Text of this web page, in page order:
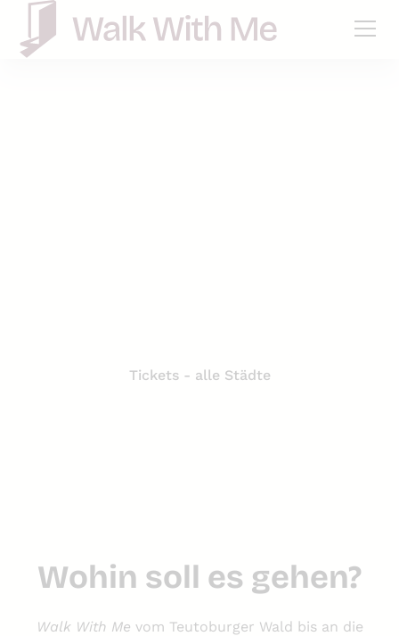
Tickets - alle Städte
Wohin soll es gehen?
Walk With Me vom Teutoburger Wald bis an die